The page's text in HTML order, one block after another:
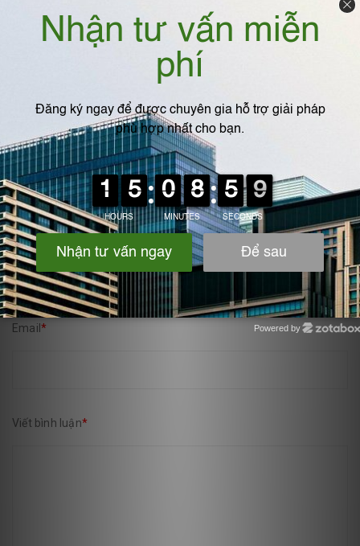
Địa chỉ : Ngãi Cầu - An Khánh- Hà Nội
Hotline: 0975.360.629
VIẾT BÌNH LUẬN CỦA BẠN:
Họ và tên*
Email *
Viết bình luận*
Powered by